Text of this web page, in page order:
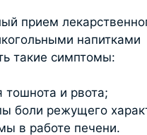
прием
напитками
такие симптомы:
тошнота и рвота;
боли режущего
в работе печени.